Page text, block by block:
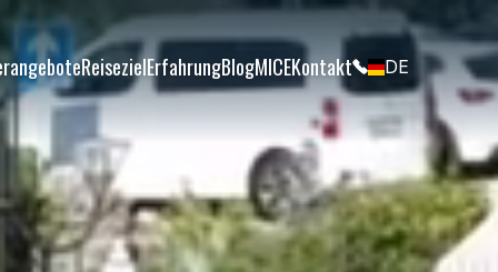
ReisezielErfahrungBlogMICEKontakt DE